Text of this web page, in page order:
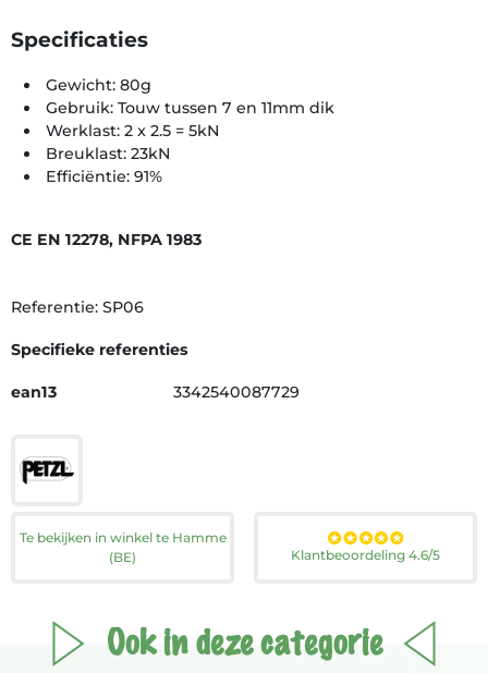
Specificaties
Gewicht: 80g
Gebruik: Touw tussen 7 en 11mm dik
Werklast: 2 x 2.5 = 5kN
Breuklast: 23kN
Efficiëntie: 91%
CE EN 12278, NFPA 1983
Referentie: SP06
Specifieke referenties
ean13 3342540087729
Te bekijken in winkel te Hamme
(BE)
Klantbeoordeling 4.6/5
Ook in deze categorie